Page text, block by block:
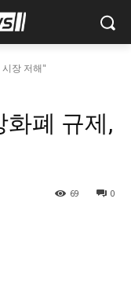
장 저해"
화폐 규제,
0
69